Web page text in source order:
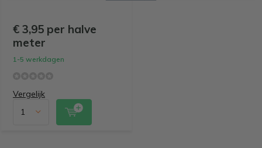
€ 3,95 per halve
meter
1-5 werkdagen
Vergelijk